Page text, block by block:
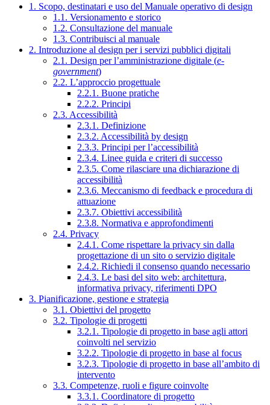
1. Scopo, destinatari e uso del Manuale operativo di design
1.1. Versionamento e storico
1.2. Consultazione del manuale
1.3. Contribuisci al manuale
2. Introduzione al design per i servizi pubblici digitali
2.1. Design per l’amministrazione digitale (e-
government)
2.2. L’approccio progettuale
2.2.1. Buone pratiche
2.2.2. Principi
2.3. Accessibilità
2.3.1. Definizione
2.3.2. Accessibilità by design
2.3.3. Principi per l’accessibilità
2.3.4. Linee guida e criteri di successo
2.3.5. Come rilasciare una dichiarazione di
accessibilità
2.3.6. Meccanismo di feedback e procedura di
attuazione
2.3.7. Obiettivi accessibilità
2.3.8. Normativa e approfondimenti
2.4. Privacy
2.4.1. Come rispettare la privacy sin dalla
progettazione di un sito o servizio digitale
2.4.2. Richiedi il consenso quando necessario
2.4.3. Le basi del sito web: architettura,
informativa privacy, riferimenti DPO
3. Pianificazione, gestione e strategia
3.1. Obiettivi del progetto
3.2. Tipologie di progetti
3.2.1. Tipologie di progetto in base agli attori
coinvolti nel servizio
3.2.2. Tipologie di progetto in base al focus
3.2.3. Tipologie di progetto in base all’ambito di
intervento
3.3. Competenze, ruoli e figure coinvolte
3.3.1. Coordinatore di progetto